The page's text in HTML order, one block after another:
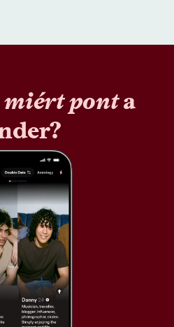
miért ponta